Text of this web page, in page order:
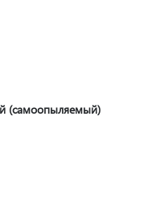
(самоопыляемый)